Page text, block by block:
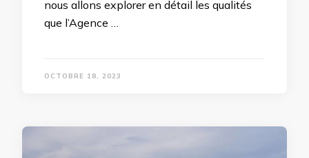
nous allons explorer en détail les qualités
que l’Agence …
OCTOBRE 18, 2023